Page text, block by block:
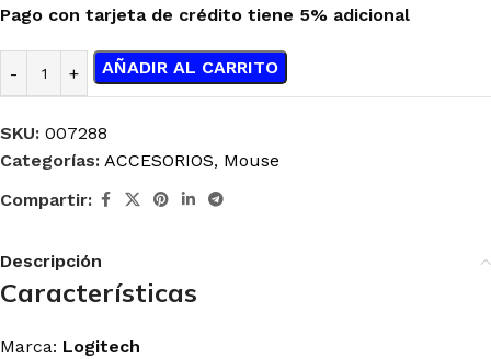
Pago con tarjeta de crédito tiene 5% adicional
AÑADIR AL CARRITO
SKU: 007288
Categorías: ACCESORIOS, Mouse
Compartir:
Descripción
Características
Marca: Logitech